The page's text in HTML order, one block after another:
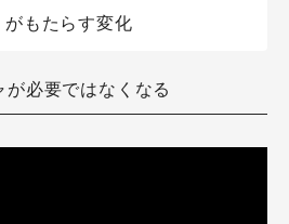
がもたらす変化
必要ではなくなる